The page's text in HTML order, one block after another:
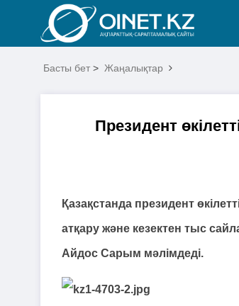
Басты бет > Жаңалықтар
Президент
Қазақстанда президент
атқару және кезектен тыс
Айдос Сарым мәлімдеді.